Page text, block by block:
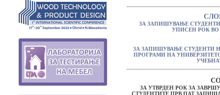
ЗА ЗАПИШУВАЊЕ
УПИСЕН РОК ВО
ЗА ЗАПИШУВАЊЕ СТУДЕНТИ
ПРОГРАМИ НА
ЗА УТВРДЕН РОК ЗА
СТУДЕНТИТЕ ПРВ ПАТ